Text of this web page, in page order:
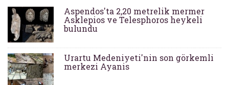
Aspendos'ta 2,20 metrelik mermer
Asklepios ve Telesphoros heykeli
bulundu
Urartu Medeniyeti'nin son görkemli
merkezi Ayanis